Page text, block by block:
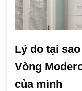
Lý do tại
Vòng
của mình